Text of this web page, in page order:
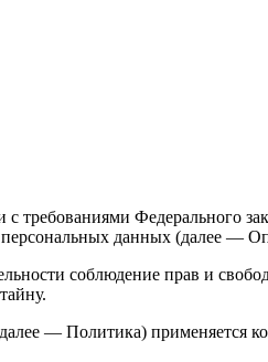
с требованиями Федерального
данных (далее —
соблюдение прав и
— Политика) применяется